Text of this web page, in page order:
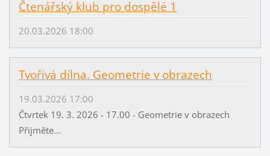
Čtenářský klub pro dospělé 1
20.03.2026 18:00
Tvořivá dílna. Geometrie v obrazech
19.03.2026 17:00
Čtvrtek 19. 3. 2026 - 17.00 - Geometrie v obrazech
Přijměte...